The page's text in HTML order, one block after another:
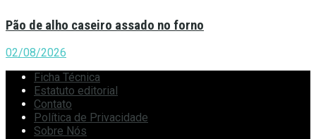
Pão de alho caseiro assado no forno
02/08/2026
Ficha Técnica
Estatuto editorial
Contato
Política de Privacidade
Sobre Nós